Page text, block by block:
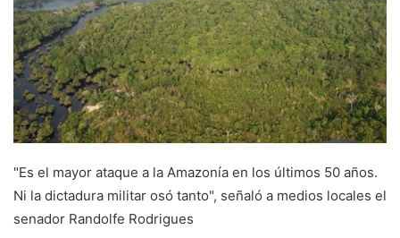
"Es el mayor ataque a la Amazonía en los últimos 50 años.
Ni la dictadura militar osó tanto", señaló a medios locales el
senador Randolfe Rodrigues